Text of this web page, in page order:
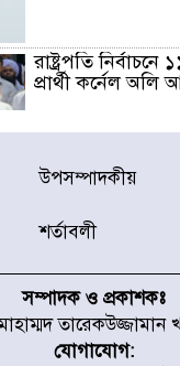
রাষ্ট্রপতি
প্রার্থী কর্নেল
ডিএনসিসির সঙ্গে
নতুন উদ্যোগ
উদ্যোগে উত্তরা ১৩
পরিষ্কার-
উপসম্পাদকীয়
শর্তাবলী
সম্পাদক ও প্রকাশকঃ
তারেকউজ্জামান
যোগাযোগ: